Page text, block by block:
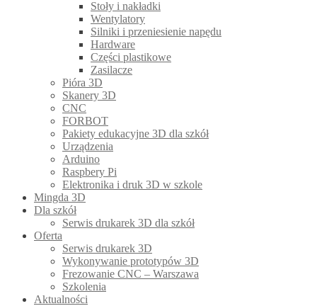
Stoły i nakładki
Wentylatory
Silniki i przeniesienie napędu
Hardware
Części plastikowe
Zasilacze
Pióra 3D
Skanery 3D
CNC
FORBOT
Pakiety edukacyjne 3D dla szkół
Urządzenia
Arduino
Raspbery Pi
Elektronika i druk 3D w szkole
Mingda 3D
Dla szkół
Serwis drukarek 3D dla szkół
Oferta
Serwis drukarek 3D
Wykonywanie prototypów 3D
Frezowanie CNC – Warszawa
Szkolenia
Aktualności